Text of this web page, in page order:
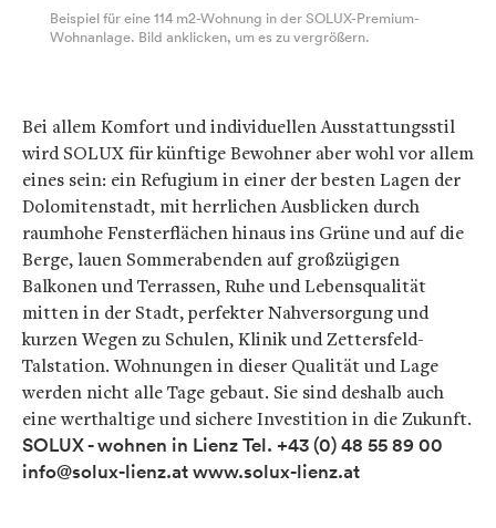
Beispiel für eine 114 m2-Wohnung in der SOLUX-Premium-
Wohnanlage. Bild anklicken, um es zu vergrößern.
Bei allem Komfort und individuellen Ausstattungsstil
wird SOLUX für künftige Bewohner aber wohl vor allem
eines sein: ein Refugium in einer der besten Lagen der
Dolomitenstadt, mit herrlichen Ausblicken durch
raumhohe Fensterflächen hinaus ins Grüne und auf die
Berge, lauen Sommerabenden auf großzügigen
Balkonen und Terrassen, Ruhe und Lebensqualität
mitten in der Stadt, perfekter Nahversorgung und
kurzen Wegen zu Schulen, Klinik und Zettersfeld-
Talstation. Wohnungen in dieser Qualität und Lage
werden nicht alle Tage gebaut. Sie sind deshalb auch
eine werthaltige und sichere Investition in die Zukunft.
SOLUX - wohnen in LienzTel. +43 (0) 48 55 89 00
info@solux-lienz.atwww.solux-lienz.at